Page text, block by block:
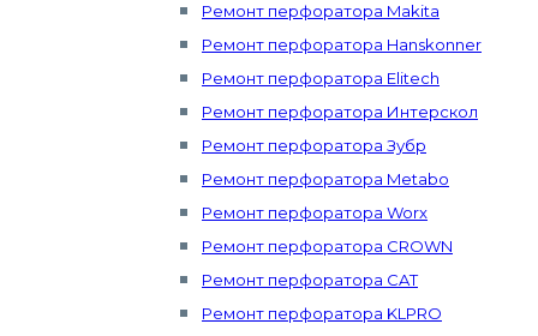
Ремонт перфоратора Makita
Ремонт перфоратора Hanskonner
Ремонт перфоратора Elitech
Ремонт перфоратора Интерскол
Ремонт перфоратора Зубр
Ремонт перфоратора Metabo
Ремонт перфоратора Worx
Ремонт перфоратора CROWN
Ремонт перфоратора CAT
Ремонт перфоратора KLPRO